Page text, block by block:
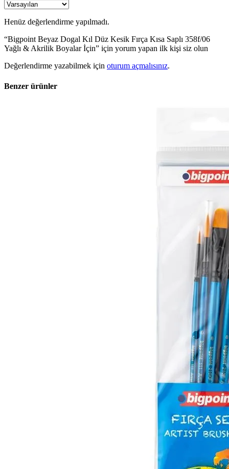
Henüz değerlendirme yapılmadı.
“Bigpoint Beyaz Dogal Kıl Düz Kesik Fırça Kısa Saplı 358f/06
Yağlı & Akrilik Boyalar İçin” için yorum yapan ilk kişi siz olun
Değerlendirme yazabilmek için oturum açmalısınız.
Benzer ürünler